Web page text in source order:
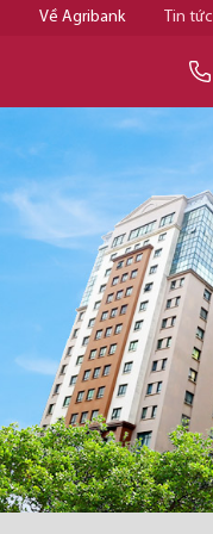
Về Agribank Tin tức